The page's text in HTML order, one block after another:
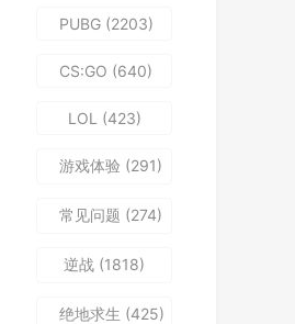
PUBG (2203)
CS:GO (640)
LOL (423)
游戏体验 (291)
常见问题 (274)
逆战 (1818)
绝地求生 (425)